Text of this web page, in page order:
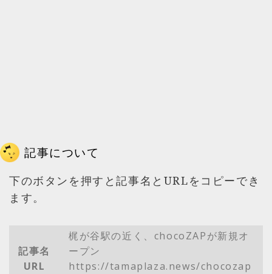
記事について
下のボタンを押すと記事名とURLをコピーでき
ます。
記事名
URL
梶が谷駅の近く、chocoZAPが新規オ
ープン
https://tamaplaza.news/chocozap